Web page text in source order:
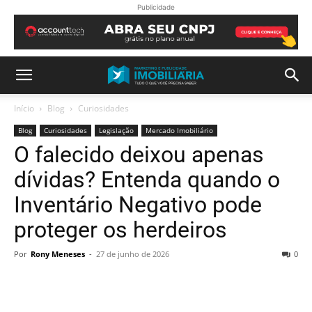
Publicidade
Início Blog Curiosidades
Blog Curiosidades Legislação Mercado Imobiliário
O falecido deixou apenas
dívidas? Entenda quando o
Inventário Negativo pode
proteger os herdeiros
Por Rony Meneses - 27 de junho de 2026 0